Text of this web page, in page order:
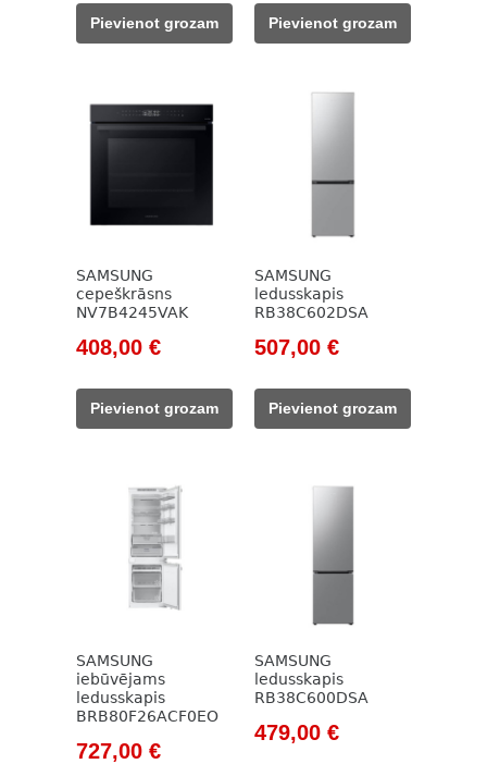
was:
499,00 €.
369,00 €.
Pievienot grozam
was:
828,00 €.
606,00 €.
Pievienot grozam
SAMSUNG
cepeškrāsns
NV7B4245VAK
Original
was:
493,00 €.
408,00 €Current
408,00 €.
Pievienot grozam
SAMSUNG
ledusskapis
RB38C602DSA
Original
was:
686,00 €.
507,00 €Current
507,00 €.
Pievienot grozam
SAMSUNG
iebūvējams
ledusskapis
BRB80F26ACF0EO
Original
727,00 €Current
SAMSUNG
ledusskapis
RB38C600DSA
Original
479,00 €Current